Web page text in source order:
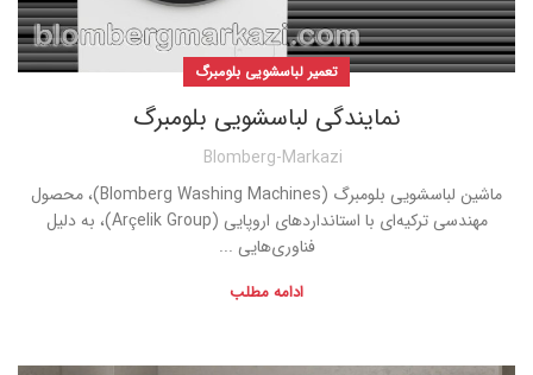
تعمیر لباسشویی بلومبرگ
نمایندگی لباسشویی بلومبرگ
Blomberg-Markazi
ماشین لباسشویی بلومبرگ (Blomberg Washing Machines)، محصول
مهندسی ترکیه‌ای با استانداردهای اروپایی (Arçelik Group)، به دلیل
فناوری‌هایی ...
ادامه مطلب